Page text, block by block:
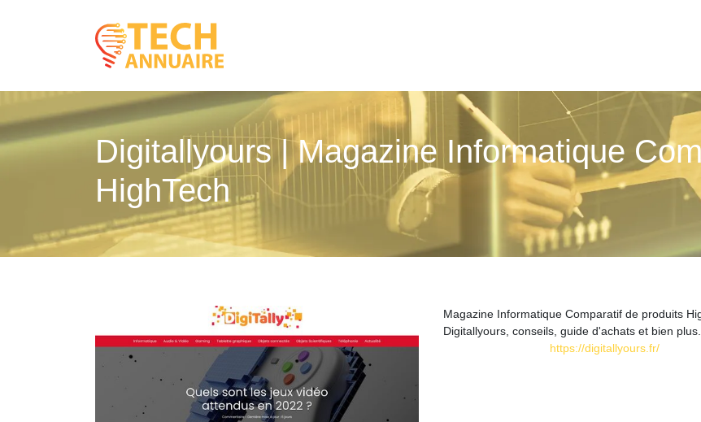
Digitallyours | Magazine Infor­mati­que
HighTech
Magazine Informatique Comparatif de produits
Digitallyours, conseils, guide d'achats et bien plus.
https://digitallyours.fr/